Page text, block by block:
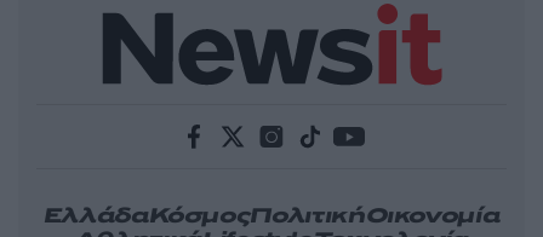
ΕλλάδαΚόσμοςΠολιτικήΟικονομία